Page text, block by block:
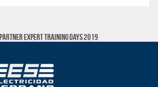
Expert Training Days 2019